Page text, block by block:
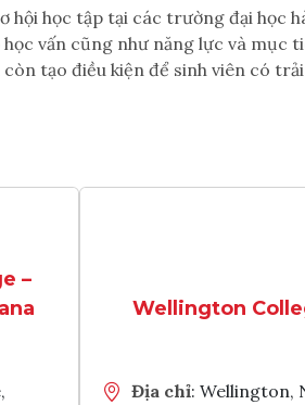
học tập tại các trường đại học
vấn cũng như năng lực và mục
tạo điều kiện để sinh viên có
–
Wellington
Địa chỉ: Wellington,